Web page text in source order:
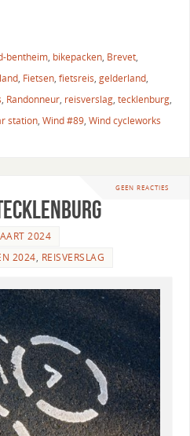
bentheim, bikepacken, Brevet,
, Fietsen, fietsreis, gelderland,
, Randonneur, reisverslag, tecklenburg,
station, Wind #89, Wind cycleworks
GEEN REACTIES
2024
2024, REISVERSLAG